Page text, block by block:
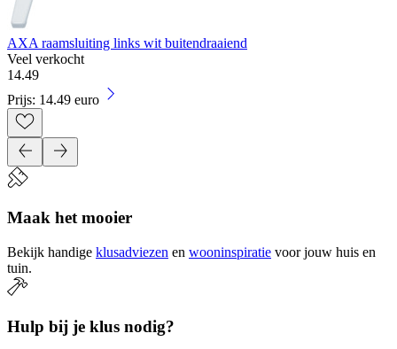
AXA raamsluiting links wit buitendraaiend
Veel verkocht
14.49
Prijs: 14.49 euro
Maak het mooier
Bekijk handige klusadviezen en wooninspiratie voor jouw huis en
tuin.
Hulp bij je klus nodig?